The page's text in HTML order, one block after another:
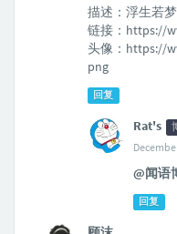
描述：浮生若
链接：https://
头像：https://
png
回复
Rat's
@闻语
回复